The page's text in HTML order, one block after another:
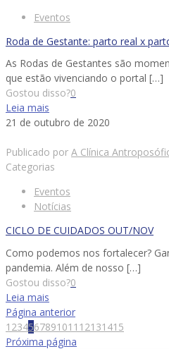
Eventos
Roda de Gestante: parto real x
As Rodas de Gestantes são
que estão vivenciando o portal […]
Gostou disso?0
Leia mais
21 de outubro de 2020
Publicado por A Clínica
Categorias
Eventos
Notícias
CICLO DE CUIDADOS OUT/NOV
Como podemos nos fortalecer?
pandemia. Além de nosso […]
Gostou disso?0
Leia mais
Página anterior
1 234567891011 12131415
Próxima página